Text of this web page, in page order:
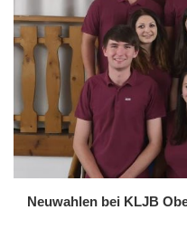
Neuwahlen bei KLJB